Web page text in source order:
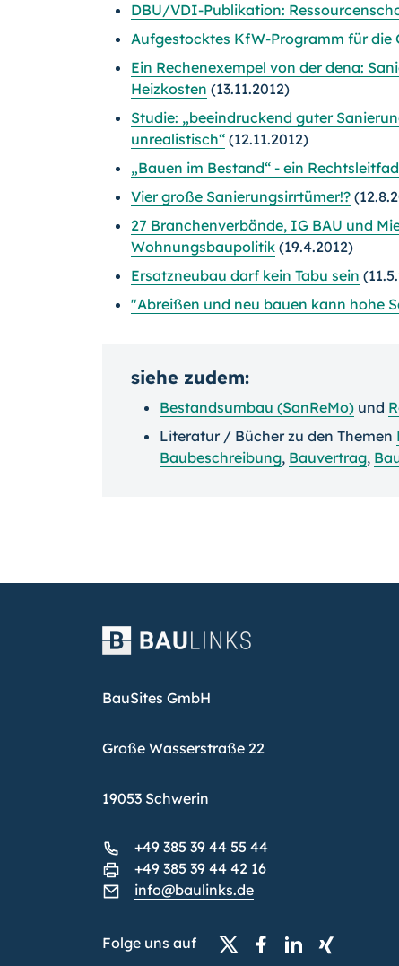
DBU/VDI-Publikation:
Aufgestocktes KfW-Programm für die
Ein Rechenexempel von der dena:
Heizkosten (13.11.2012)
Studie: „beeindruckend guter
unrealistisch“ (12.11.2012)
„Bauen im Bestand“ - ein
Vier große Sanierungsirrtümer!?
27 Branchenverbände, IG BAU und
Wohnungsbaupolitik (19.4.2012)
Ersatzneubau darf kein Tabu sein
"Abreißen und neu bauen kann hohe
siehe zudem:
Bestandsumbau (SanReMo) und
Literatur / Bücher zu den Themen
Baubeschreibung, Bauvertrag,
BauSites GmbH
Große Wasserstraße 22
19053 Schwerin
+49 385 39 44 55 44
+49 385 39 44 42 16
info@baulinks.de
Folge uns auf